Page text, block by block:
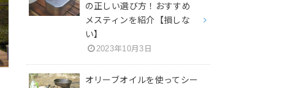
の正しい選び方！おすすめ
メスティンを紹介【損しな
い】
2023年10月3日
オリーブオイルを使ってシー